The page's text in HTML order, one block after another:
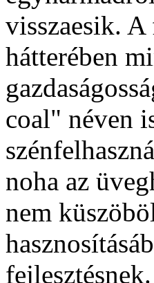
visszaesik. A
hátterében
coal" néven
noha az
nem